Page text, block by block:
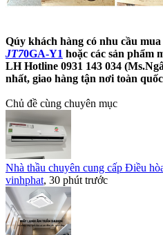
Qúy khách hàng có nhu cầu mua
JT70GA-Y1 hoặc các sản phẩm
LH Hotline 0931 143 034
nhất, giao hàng tận nơi toàn quốc
Chủ đề cùng chuyên mục
Nhà thầu chuyên cung cấp Điều
vinhphat, 30 phút trước